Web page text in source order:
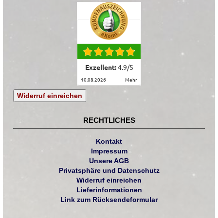
Exzellent:4.9/5
10.08.2026 mehr
Widerruf einreichen
RECHTLICHES
Kontakt
Impressum
Unsere AGB
Privatsphäre und Datenschutz
Widerruf einreichen
Lieferinformationen
Link zum Rücksendeformular